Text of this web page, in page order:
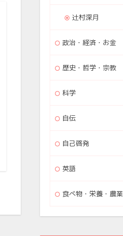
辻村深月
政治・経済・お金
歴史・哲学・宗教
科学
自伝
自己啓発
英語
食べ物・栄養・農業